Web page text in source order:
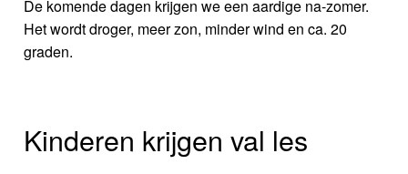
De komende dagen krijgen we een aardige na-zomer.
Het wordt droger, meer zon, minder wind en ca. 20
graden.
Kinderen krijgen val les